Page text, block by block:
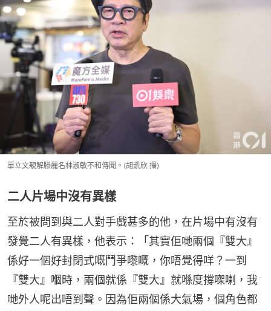
單立文親解滕麗名林淑敏不和傳聞。(胡凱欣 攝)
二人片場中沒有異樣
至於被問到與二人對手戲甚多的他，在片場中有沒有
發覺二人有異樣，他表示：「其實佢哋兩個『雙大』
係好一個好封閉式嘅鬥爭嚟嘅，你唔覺得咩？一到
『雙大』嗰時，兩個就係『雙大』就喺度撐㗎喇，我
哋外人呢出唔到聲。因為佢兩個係大氣場，個角色都